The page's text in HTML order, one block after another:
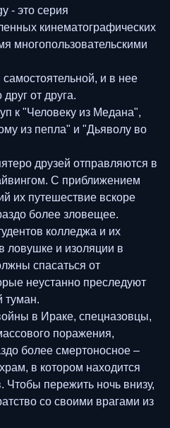
- это серия
кинематографических
многопользовательскими
и в нее
от друга.
к "Человеку из Медана",
из пепла" и "Дьяволу во
друзей отправляются в
С приближением
их путешествие вскоре
более зловещее.
колледжа и их
ловушке и изоляции в
спасаться от
неустанно преследуют
туман.
в Ираке, спецназовцы,
поражения,
более смертоносное –
в котором находится
Чтобы пережить ночь внизу,
со своими врагами из